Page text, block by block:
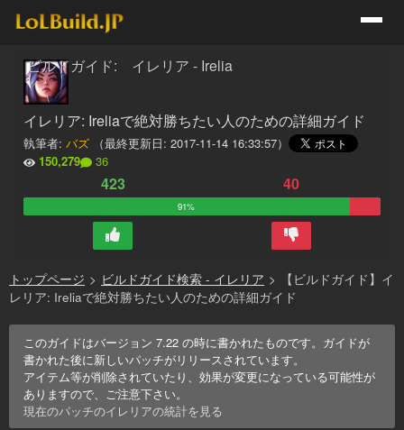
ビルドガイド: イレリア - Irelia
イレリア: Ireliaで絶対勝ちたい人のための詳細ガイド
執筆者: バズ （最終更新日: 2017-11-14 16:33:57）
150,279
36
423 40
91%
トップページ > ビルドガイド検索 - イレリア >
【ビルドガイド】イ
レリア: Ireliaで絶対勝ちたい人のための詳細ガイド
このガイドはバージョン7.22 の時に書かれたものです。ガイドが
書かれた後に新しいパッチがリリースされています。
アイテム等が削除されていたり、効果が変更になっている可能性が
ありますので、ご注意下さい。
現在のパッチのイレリアの統計を見る